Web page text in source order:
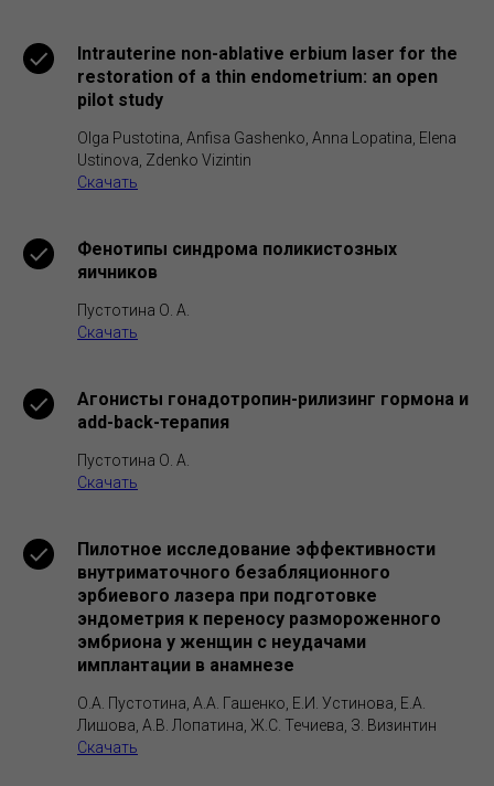
Intrauterine non-ablative erbium laser for the
restoration of a thin endometrium: an open
pilot study
Olga Pustotina, Anfisa Gashenko, Anna Lopatina, Elena
Ustinova, Zdenko Vizintin
Скачать
Фенотипы синдрома поликистозных
яичников
Пустотина О. А.
Скачать
Агонисты гонадотропин-рилизинг гормона и
add-back-терапия
Пустотина О. А.
Скачать
Пилотное исследование эффективности
внутриматочного безабляционного
эрбиевого лазера при подготовке
эндометрия к переносу размороженного
эмбриона у женщин с неудачами
имплантации в анамнезе
О.А. Пустотина, А.А. Гашенко, Е.И. Устинова, Е.А.
Лишова, А.В. Лопатина, Ж.С. Течиева, З. Визинтин
Скачать